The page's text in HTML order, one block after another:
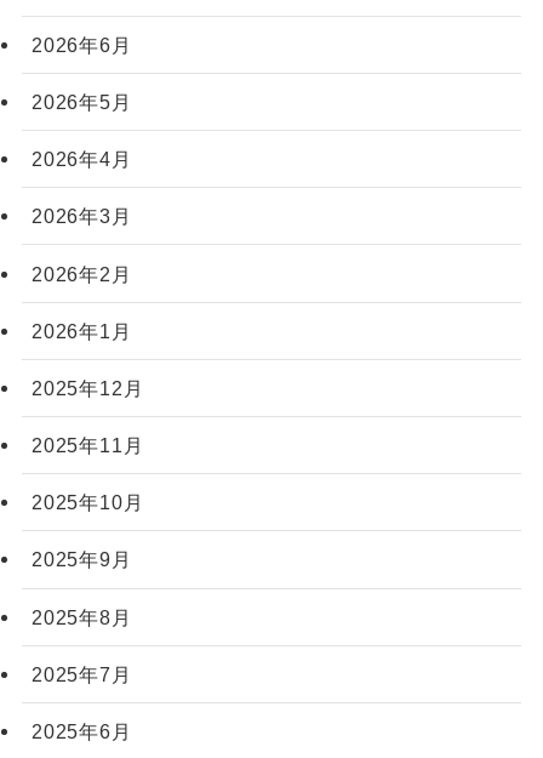
2026年6月
2026年5月
2026年4月
2026年3月
2026年2月
2026年1月
2025年12月
2025年11月
2025年10月
2025年9月
2025年8月
2025年7月
2025年6月